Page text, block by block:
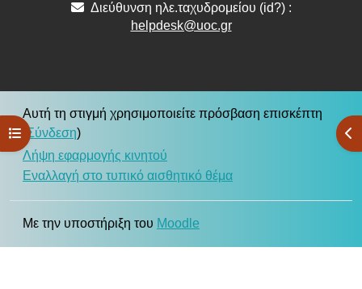
Άνοιγμα ευρετηρίου μαθήματος
Διεύθυνση ηλε.ταχυδρομείου (id?) :
helpdesk@uoc.gr
Αυτή τη στιγμή χρησιμοποιείτε πρόσβαση επισκέπτη
Σύνδεση)
Λήψη εφαρμογής κινητού
Εναλλαγή στο τυπικό αισθητικό θέμα
Με την υποστήριξη του Moodle